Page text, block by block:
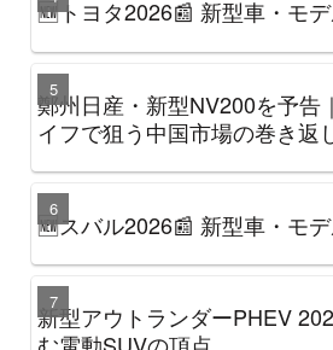
🆕トヨタ2026📰 新型車・モ
鄭州日産・新型NV200を予告
イフで狙う中国市場の巻き返
🆕スバル2026📰 新型車・モ
新型アウトランダーPHEV